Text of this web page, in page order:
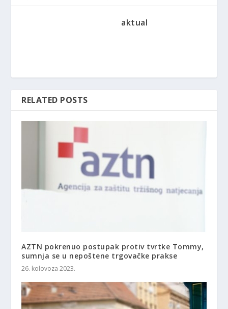
aktual
RELATED POSTS
AZTN pokrenuo postupak protiv tvrtke Tommy,
sumnja se u nepoštene trgovačke prakse
26. kolovoza 2023.